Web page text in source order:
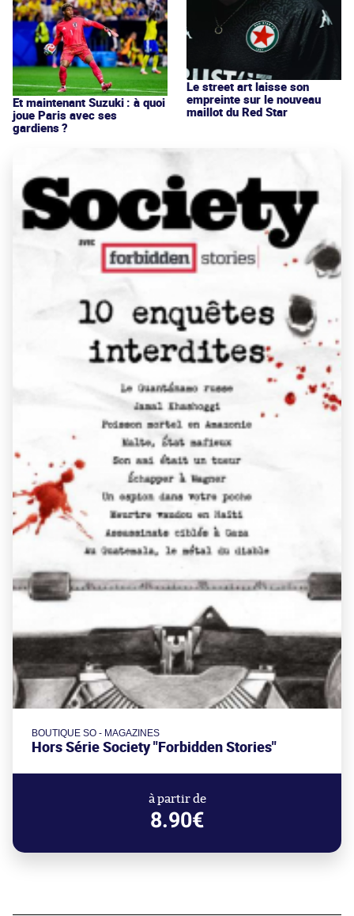
Et maintenant Suzuki : à quoi
joue Paris avec ses
gardiens ?
Le street art laisse son
empreinte sur le nouveau
maillot du Red Star
BOUTIQUE SO - MAGAZINES
Hors Série Society "Forbidden Stories"
à partir de
8.90€